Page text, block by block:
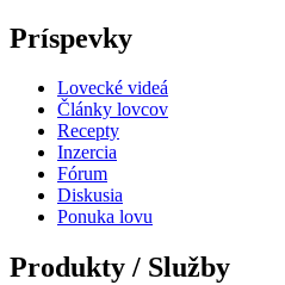
Príspevky
Lovecké videá
Články lovcov
Recepty
Inzercia
Fórum
Diskusia
Ponuka lovu
Produkty / Služby